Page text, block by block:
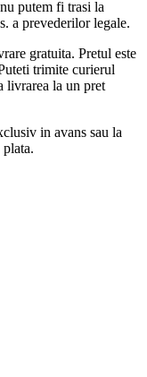
putem fi trasi la
a prevederilor legale.
gratuita. Pretul este
trimite curierul
livrarea la un pret
in avans sau la